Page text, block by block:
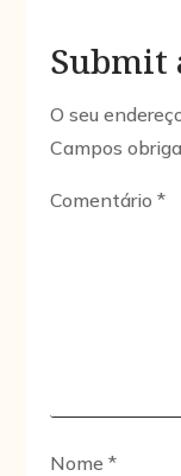
Submit
O seu
Campos
Comentário*
Nome*